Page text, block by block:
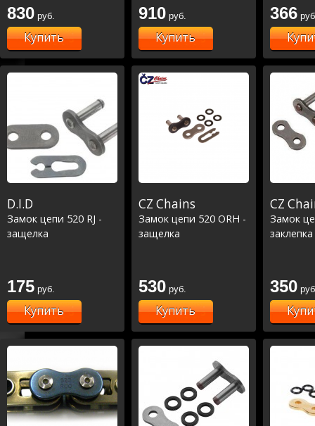
830 руб.
Купить
910 руб.
Купить
366
D.I.D
Замок цепи 520 RJ -
защелка
175 руб.
Купить
CZ Chains
Замок цепи 520 ORH -
защелка
530 руб.
Купить
CZ
Замок
заклепка
350